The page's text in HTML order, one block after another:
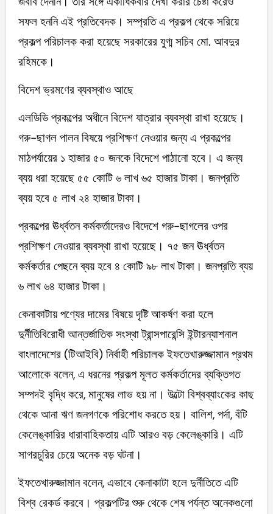
সফল হননি এই প্রতিবেদক। সম্প্রতি এ প্রকল্প থেকে সরিয়ে
প্রকল্প পরিচালক করা হয়েছে সরকারের যুগ্ম সচিব মো. আবদুর
রহিমকে।
বিদেশ ভ্রমণের ব্যবস্থাও আছে
এলডিডি প্রকল্পের অধীনে বিদেশ যাত্রার ব্যবস্থা রাখা হয়েছে।
গরু-ছাগল পালন বিষয়ে প্রশিক্ষণ নেওয়ার জন্য এ প্রকল্পের
মাঠপর্যায়ের ১ হাজার ৫০ জনকে বিদেশে পাঠানো হবে। এ জন্য
ব্যয় ধরা হয়েছে ৫৫ কোটি ৬ লাখ ৬৫ হাজার টাকা। জনপ্রতি
ব্যয় হবে ৫ লাখ ২৪ হাজার টাকা।
প্রকল্পের ঊর্ধ্বতন কর্মকর্তাদেরও বিদেশে গরু-ছাগলের ওপর
প্রশিক্ষণ নেওয়ার ব্যবস্থা রাখা হয়েছে। ৭৫ জন ঊর্ধ্বতন
কর্মকর্তার পেছনে ব্যয় হবে ৪ কোটি ৯৮ লাখ টাকা। জনপ্রতি ব্যয়
৬ লাখ ৬৪ হাজার টাকা।
কেনাকাটায় পণ্যের দামের বিষয়ে দৃষ্টি আকর্ষণ করা হলে
দুর্নীতিবিরোধী আন্তর্জাতিক সংস্থা ট্রান্সপারেন্সি ইন্টারন্যাশনাল
বাংলাদেশের (টিআইবি) নির্বাহী পরিচালক ইফতেখারুজ্জামান প্রথম
আলোকে বলেন, এ ধরনের প্রকল্প মূলত কর্মকর্তাদের ব্যক্তিগত
সম্পদই বৃদ্ধি করে, মানুষের লাভ হয় না। উল্টো বিশ্বব্যাংকের কাছ
থেকে আনা ঋণ জনগণকে পরিশোধ করতে হয়। বালিশ, পর্দা, বঁটি
কেলেঙ্কারির ধারাবাহিকতায় এটি আরও বড় কেলেঙ্কারি। এটি
সাগরচুরির চেয়ে অনেক বড় ঘটনা।
ইফতেখারুজ্জামান বলেন, এভাবে কেনাকাটা হলে দুর্নীতিতে এটি
বিশ্ব রেকর্ড করবে। প্রকল্পটির শুরু থেকে শেষ পর্যন্ত অনেকগুলো